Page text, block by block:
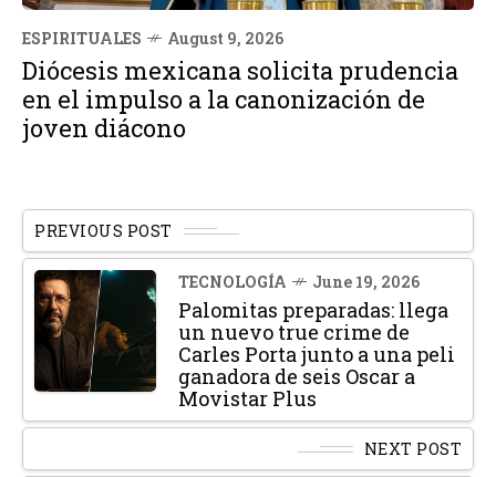
ESPIRITUALES August 9, 2026
Diócesis mexicana solicita prudencia
en el impulso a la canonización de
joven diácono
PREVIOUS POST
TECNOLOGÍA June 19, 2026
Palomitas preparadas: llega
un nuevo true crime de
Carles Porta junto a una peli
ganadora de seis Oscar a
Movistar Plus
NEXT POST